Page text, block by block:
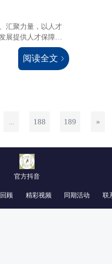
汇聚力量，以人才
展提供人才保障，
阅读全文
188 189 »
官方抖音
顾 精彩视频 同期活动 联